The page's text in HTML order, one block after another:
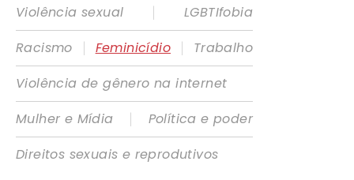
Violência sexual
|
LGBTIfobia
Racismo
| Feminicídio |
Trabalho
Violência de gênero na internet
Mulher e Mídia
|
Política e poder
Direitos sexuais e reprodutivos